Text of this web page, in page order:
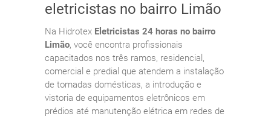
eletricistas no bairro Limão
Na Hidrotex Eletricistas 24 horas no bairro
Limão, você encontra profissionais
capacitados nos três ramos, residencial,
comercial e predial que atendem a instalação
de tomadas domésticas, a introdução e
vistoria de equipamentos eletrônicos em
prédios até manutenção elétrica em redes de